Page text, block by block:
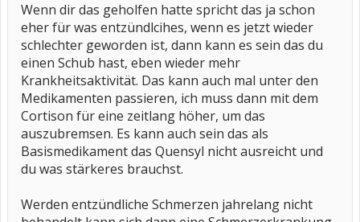
Wenn dir das geholfen hatte spricht das ja schon
eher für was entzündlcihes, wenn es jetzt wieder
schlechter geworden ist, dann kann es sein das du
einen Schub hast, eben wieder mehr
Krankheitsaktivität. Das kann auch mal unter den
Medikamenten passieren, ich muss dann mit dem
Cortison für eine zeitlang höher, um das
auszubremsen. Es kann auch sein das als
Basismedikament das Quensyl nicht ausreicht und
du was stärkeres brauchst.
Werden entzündliche Schmerzen jahrelang nicht